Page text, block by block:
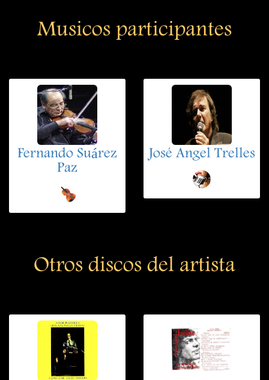
Musicos participantes
Fernando Suárez
Paz
José Angel Trelles
Otros discos del artista